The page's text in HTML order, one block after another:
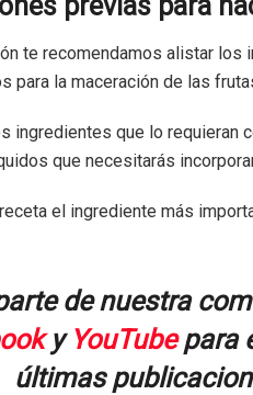
te recomendamos alistar los
la maceración de las
ingredientes que lo requieran
que necesitarás
el ingrediente más
de nuestra
y YouTubepara
últimas